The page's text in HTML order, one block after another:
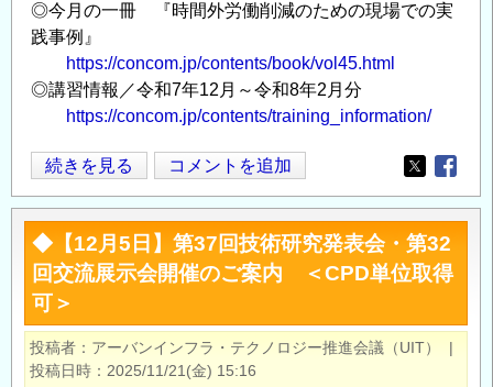
コ
ム
／
CONCOM」
◎今月の一冊 『時間外労働削減のための現場での実
践事例』
https://concom.jp/contents/book/vol45.html
◎講習情報／令和7年12月～令和8年2月分
https://concom.jp/contents/training_information/
今
月
の
新
着
記
事
／
続きを見る コメントを追加
Opens in
◆【12月5日】第37回技術研究発表会・第32
回交流展示会開催のご案内 ＜CPD単位取得
可＞
投稿者 アーバンインフラ・テクノロジー推進会議（UIT）
|
投稿日時
2025/11/21(金) 15:16